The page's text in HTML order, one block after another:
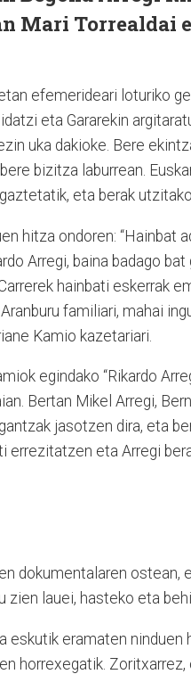
Mari Torrealdai
efemerideari loturiko
eta Gararekin
uka dakioke. Bere
bizitza laburrean.
eta berak
hitza ondoren: “Hainbat
Arregi, baina badago
hainbati eskerrak
familiari, mahai
Kamio kazetariari.
egindako “Rikardo
Bertan Mikel Arregi,
jasotzen dira, eta
errezitatzen eta Arregi
dokumentalaren ostean,
zien lauei, hasteko eta
eskutik eramaten
horrexegatik.